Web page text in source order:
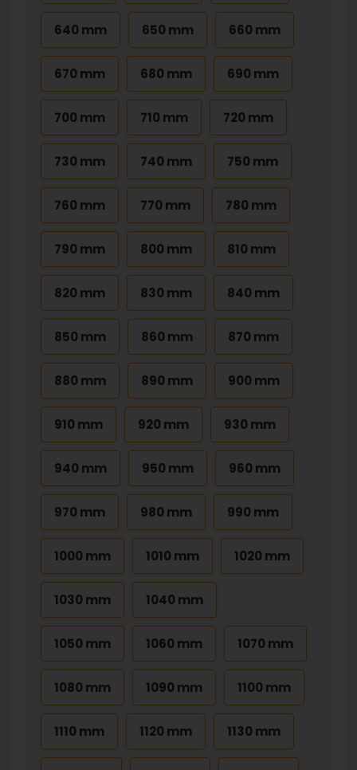
640 mm 650 mm 660 mm
670 mm 680 mm 690 mm
700 mm 710 mm 720 mm
730 mm 740 mm 750 mm
760 mm 770 mm 780 mm
790 mm 800 mm 810 mm
820 mm 830 mm 840 mm
850 mm 860 mm 870 mm
880 mm 890 mm 900 mm
910 mm 920 mm 930 mm
940 mm 950 mm 960 mm
970 mm 980 mm 990 mm
1000 mm 1010 mm 1020 mm
1030 mm 1040 mm
1050 mm 1060 mm 1070 mm
1080 mm 1090 mm 1100 mm
1110 mm 1120 mm 1130 mm